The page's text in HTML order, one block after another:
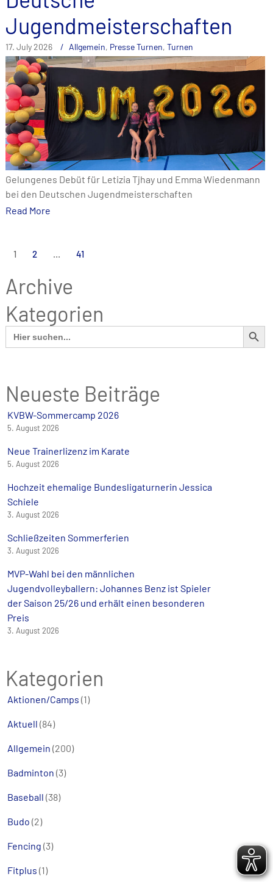
Jugendmeisterschaften
17. July 2026 Allgemein, Presse Turnen, Turnen
Gelungenes Debüt für Letizia Tjhay und Emma Wiedenmann
bei den Deutschen Jugendmeisterschaften
Read More
Posts
pagination
1 2 … 41
Archive
Kategorien
Search
for:
SEARCH
Neueste Beiträge
KVBW-Sommercamp 2026
5. August 2026
Neue Trainerlizenz im Karate
5. August 2026
Hochzeit ehemalige Bundesligaturnerin Jessica
Schiele
3. August 2026
Schließzeiten Sommerferien
3. August 2026
MVP-Wahl bei den männlichen
Jugendvolleyballern: Johannes Benz ist Spieler
der Saison 25/26 und erhält einen besonderen
Preis
3. August 2026
Kategorien
Aktionen/Camps (1)
Aktuell (84)
Allgemein (200)
Badminton (3)
Baseball (38)
Budo (2)
Fencing (3)
Fitplus (1)